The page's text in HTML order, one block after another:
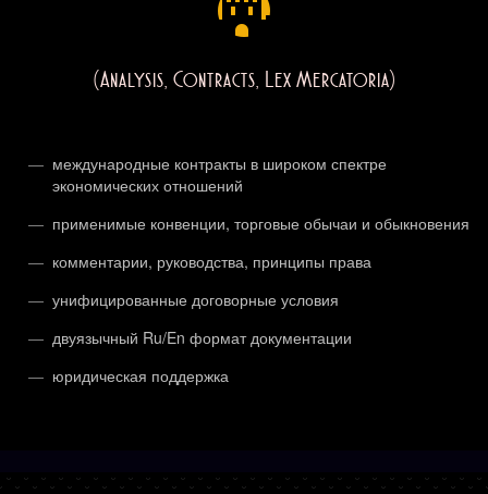
(Analysis, Contracts, Lex Mercatoria)
международные контракты в широком спектре
экономических отношений
применимые конвенции, торговые обычаи и обыкновения
комментарии, руководства, принципы права
унифицированные договорные условия
двуязычный Ru/En формат документации
юридическая поддержка